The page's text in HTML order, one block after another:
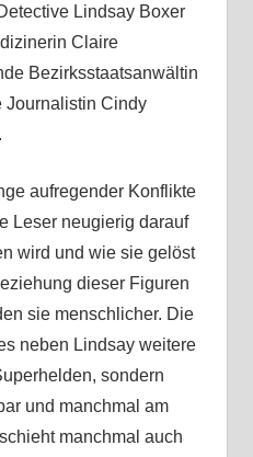
Lindsay Boxer
Claire
Bezirksstaatsanwältin
Journalistin Cindy
aufregender Konflikte
Leser neugierig darauf
wird und wie sie gelöst
dieser Figuren
sie menschlicher. Die
neben Lindsay weitere
sondern
und manchmal am
manchmal auch